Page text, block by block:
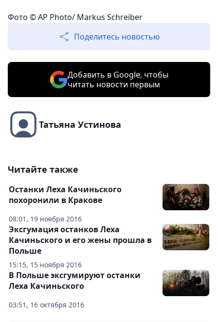
Фото © AP Photo/ Markus Schreiber
Поделитесь новостью
Добавить в Google, чтобы
читать новости первым
Татьяна Устинова
Читайте также
08:01, 19 ноября 2016
Останки Леха Качиньского
похоронили в Кракове
15:15, 15 ноября 2016
Эксгумация останков Леха
Качиньского и его жены прошла в
Польше
03:51, 16 октября 2016
В Польше эксгумируют останки
Леха Качиньского